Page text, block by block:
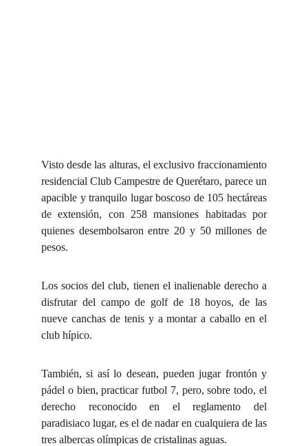
Visto desde las alturas, el exclusivo fraccionamiento
residencial Club Campestre de Querétaro, parece un
apacible y tranquilo lugar boscoso de 105 hectáreas
de extensión, con 258 mansiones habitadas por
quienes desembolsaron entre 20 y 50 millones de
pesos.
Los socios del club, tienen el inalienable derecho a
disfrutar del campo de golf de 18 hoyos, de las
nueve canchas de tenis y a montar a caballo en el
club hípico.
También, si así lo desean, pueden jugar frontón y
pádel o bien, practicar futbol 7, pero, sobre todo, el
derecho reconocido en el reglamento del
paradisiaco lugar, es el de nadar en cualquiera de las
tres albercas olímpicas de cristalinas aguas.